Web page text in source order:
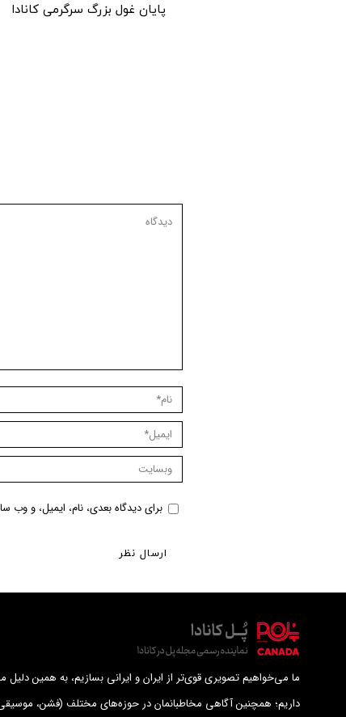
پایان غول بزرگ سرگرمی کانادا
دیدگاه
نام *
ایمیل *
وبسایت
برای دیدگاه بعدی، نام، ایمیل، و وب
ارسال نظر
ما می‌خواهیم تصویری قوی‌تر از ایران و ایرانی بسازیم، به همین دلیل
داریم؛ همچنین آگاهی مخاطبانمان در حوزه‌های مختلف (فشن،